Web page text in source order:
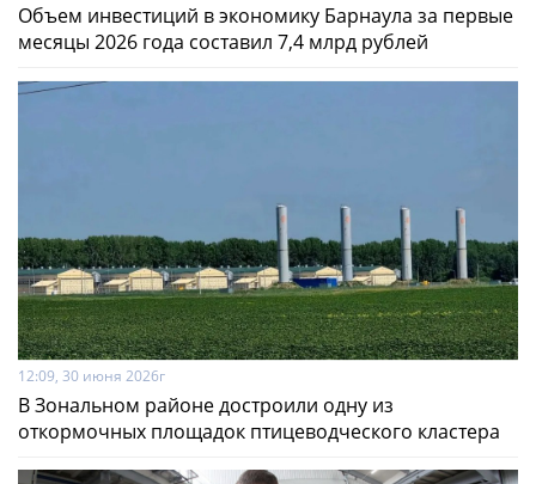
Объем инвестиций в экономику Барнаула за первые
месяцы 2026 года составил 7,4 млрд рублей
12:09, 30 июня 2026г
В Зональном районе достроили одну из
откормочных площадок птицеводческого кластера